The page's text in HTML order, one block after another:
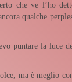
che ve l’ho
qualche
puntare la luce
ma è meglio